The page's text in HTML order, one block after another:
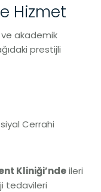
Hizmet
akademik
prestijli
Cerrahi
Kliniği’ndeileri
tedavileri